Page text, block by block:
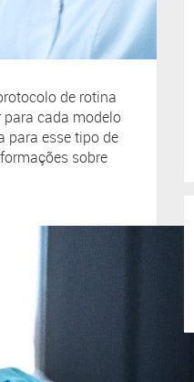
de rotina
cada modelo
para esse tipo de
sobre